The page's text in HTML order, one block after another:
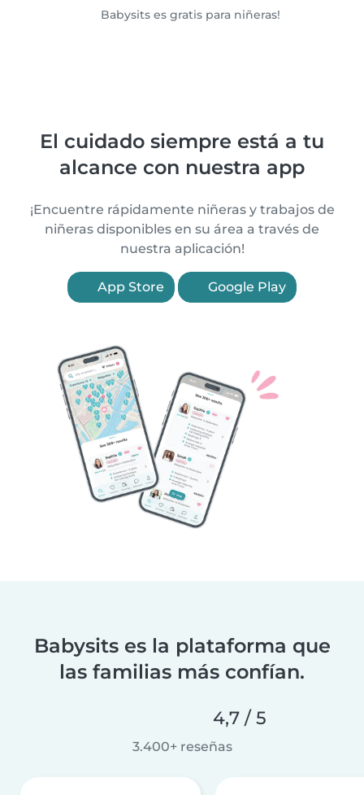
Babysits es gratis para niñeras!
El cuidado siempre está a tu
alcance con nuestra app
¡Encuentre rápidamente niñeras y trabajos de
niñeras disponibles en su área a través de
nuestra aplicación!
App Store Google Play
Babysits es la plataforma que
las familias más confían.
4,7 / 5
3.400+ reseñas